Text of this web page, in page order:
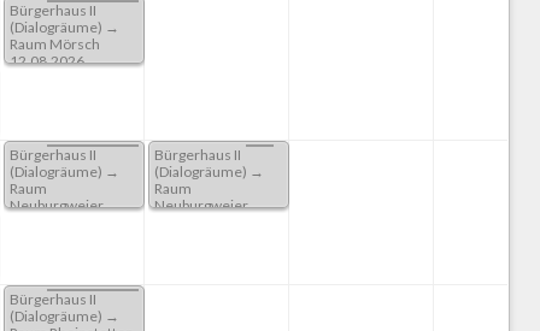
Bürgerhaus II
(Dialogräume) →
Raum Mörsch
12.08.2026
Bürgerhaus II
(Dialogräume) →
Raum
Neuburgweier
Bürgerhaus II
(Dialogräume) →
Raum
Neuburgweier
Bürgerhaus II
(Dialogräume) →